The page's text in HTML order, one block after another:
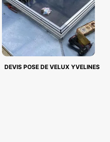
DEVIS POSE DE VELUX YVELINES